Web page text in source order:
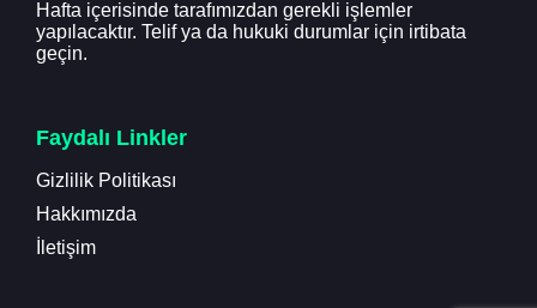
Hafta içerisinde tarafımızdan gerekli işlemler
yapılacaktır. Telif ya da hukuki durumlar için irtibata
geçin.
Faydalı Linkler
Gizlilik Politikası
Hakkımızda
İletişim